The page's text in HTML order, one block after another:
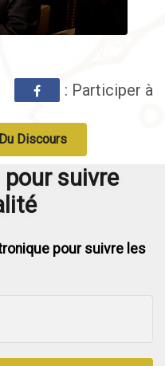
: Participer à
Discours
suivre
pour suivre les